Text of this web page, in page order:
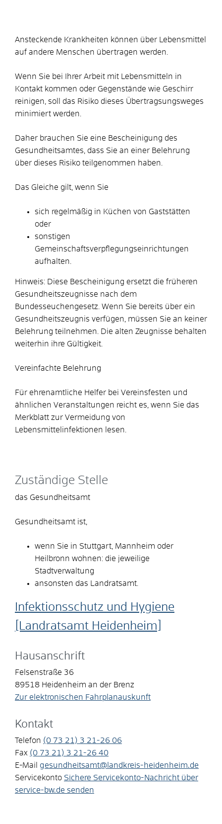
Ansteckende Krankheiten können über Lebensmittel
auf andere Menschen übertragen werden.
Wenn Sie bei Ihrer Arbeit mit Lebensmitteln in
Kontakt kommen oder Gegenstände wie Geschirr
reinigen, soll das Risiko dieses Übertragsungsweges
minimiert werden.
Daher brauchen Sie eine Bescheinigung des
Gesundheitsamtes, dass Sie an einer Belehrung
über dieses Risiko teilgenommen haben.
Das Gleiche gilt, wenn Sie
sich regelmäßig in Küchen von Gaststätten
oder
sonstigen
Gemeinschaftsverpflegungseinrichtungen
aufhalten.
Hinweis: Diese Bescheinigung ersetzt die früheren
Gesundheitszeugnisse nach dem
Bundesseuchengesetz. Wenn Sie bereits über ein
Gesundheitszeugnis verfügen, müssen Sie an keiner
Belehrung teilnehmen. Die alten Zeugnisse behalten
weiterhin ihre Gültigkeit.
Vereinfachte Belehrung
Für ehrenamtliche Helfer bei Vereinsfesten und
ähnlichen Veranstaltungen reicht es, wenn Sie das
Merkblatt zur Vermeidung von
Lebensmittelinfektionen lesen.
Zuständige Stelle
das Gesundheitsamt
Gesundheitsamt ist,
wenn Sie in Stuttgart, Mannheim oder
Heilbronn wohnen: die jeweilige
Stadtverwaltung
ansonsten das Landratsamt.
Infektionsschutz und Hygiene
[Landratsamt Heidenheim]
Hausanschrift
Felsenstraße 36
89518 Heidenheim an der Brenz
Zur elektronischen Fahrplanauskunft
Kontakt
Telefon (0 73 21) 3 21-26 06
Fax (0 73 21) 3 21-26 40
E-Mail
gesundheitsamt@landkreis-heidenheim.de
Servicekonto Sichere Servicekonto-Nachricht über
service-bw.de senden